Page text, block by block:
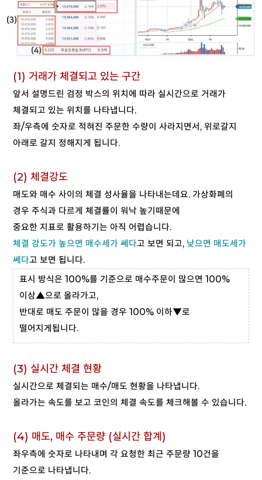
(1) 거래가 체결되고 있는 구간
앞서 설명드린 검정 박스의 위치에 따라 실시간으로 거래가
체결되고 있는 위치를 나타냅니다.
좌/우측에 숫자로 적혀진 주문한 수량이 사라지면서, 위로갈지
아래로 갈지 정해지게 됩니다.
(2) 체결강도
매도와 매수 사이의 체결 성사율을 나타내는데요. 가상화폐의
경우 주식과 다르게 체결률이 워낙 높기때문에
중요한 지표로 활용하기는 아직 어렵습니다.
체결 강도가 높으면 매수세가 쎄다고 보면 되고, 낮으면 매도세가
쎄다고 보면 됩니다.
표시 방식은 100%를 기준으로 매수주문이 많으면 100%
이상▲으로 올라가고,
반대로 매도 주문이 많을 경우 100% 이하▼로
떨어지게됩니다.
(3) 실시간 체결 현황
실시간으로 체결되는 매수/매도 현황을 나타냅니다.
올라가는 속도를 보고 코인의 체결 속도를 체크해볼 수 있습니다.
(4) 매도, 매수 주문량 (실시간 합계)
좌우측에 숫자로 나타내며 각 요청한 최근 주문량 10건을
기준으로 나타냅니다.